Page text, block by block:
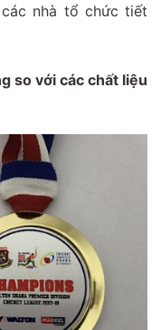
nhà tổ chức tiết
so với các chất liệu